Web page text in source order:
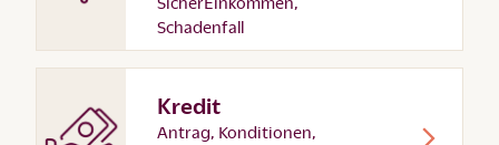
Schadenfall
Kredit
Antrag, Konditionen,